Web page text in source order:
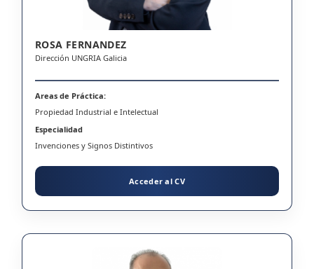
ROSA FERNANDEZ
Dirección UNGRIA Galicia
Areas de Práctica:
Propiedad Industrial e Intelectual
Especialidad
Invenciones y Signos Distintivos
Acceder al CV